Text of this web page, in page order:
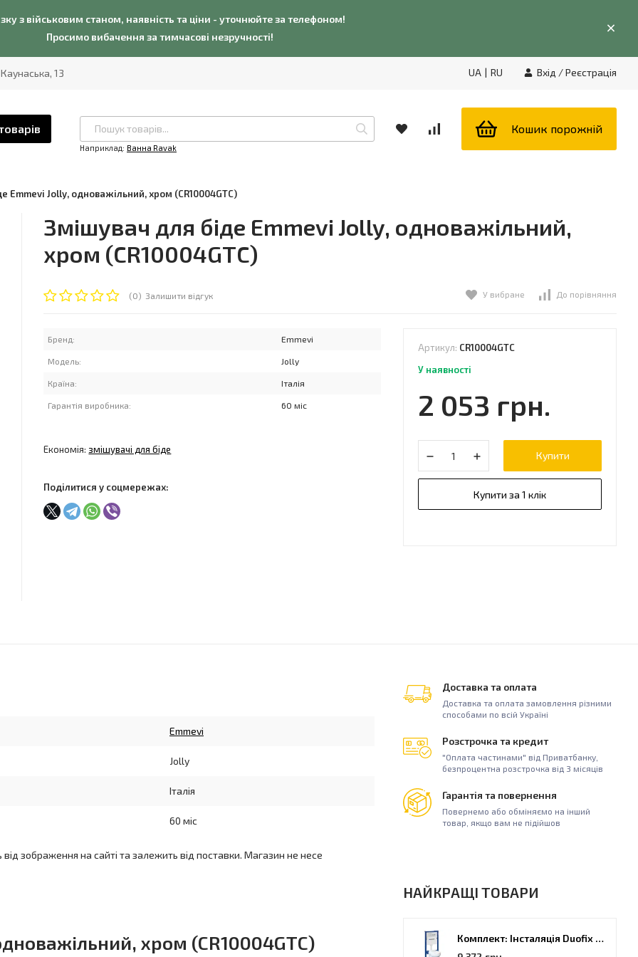
з військовим станом, наявність та ціни - уточнюйте за телефоном!
Просимо вибачення за тимчасові незручності!
13 UA | RU Вхід /Реєстрація
Наприклад: Ванна Ravak
Кошик порожній
Emmevi Jolly, одноважільний, хром (CR10004GTC)
Змішувач для біде Emmevi Jolly, одноважільний,
хром (CR10004GTC)
(0) Залишити відгук У вибране До порівняння
Бренд: Emmevi
Модель: Jolly
Країна: Італія
Гарантія виробника: 60 міс
Економія: змішувачі для біде
Поділитися у соцмережах:
Артикул: CR10004GTC
У наявності
2 053 грн.
Купити
Купити за 1 клік
Доставка та оплата
Доставка та оплата замовлення різними
способами по всій Україні
Розстрочка та кредит
"Оплата частинами" від Приватбанку,
безпроцентна розстрочка від 3 місяців
Гарантія та повернення
Повернемо або обміняємо на інший
товар, якщо вам не підійшов
НАЙКРАЩІ ТОВАРИ
Комплект: Інсталяція Duofix PRO 20 + унітаз Kolo Idol (118.315.21.2)
Emmevi
Jolly
Італія
60 міс
зображення на сайті та залежить від поставки. Магазин не несе
хром (CR10004GTC)